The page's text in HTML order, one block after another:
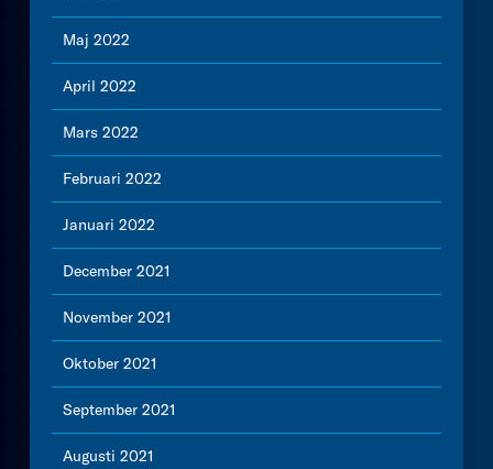
Maj 2022
April 2022
Mars 2022
Februari 2022
Januari 2022
December 2021
November 2021
Oktober 2021
September 2021
Augusti 2021